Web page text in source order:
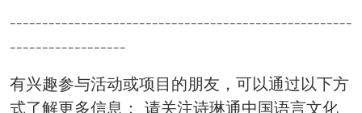
-----------------------------------------------------
------------------
有兴趣参与活动或项目的朋友，可以通过以下方